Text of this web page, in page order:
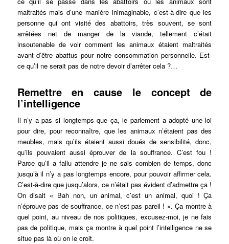
maltraités mais d’une manière inimaginable, c’est-à-dire que les
personne qui ont visité des abattoirs, très souvent, se sont
arrêtées net de manger de la viande, tellement c’était
insoutenable de voir comment les animaux étaient maltraités
avant d’être abattus pour notre consommation personnelle. Est-
ce qu’il ne serait pas de notre devoir d’arrêter cela ?…
Remettre en cause le concept de
l’intelligence
Il n’y a pas si longtemps que ça, le parlement a adopté une loi
pour dire, pour reconnaître, que les animaux n’étaient pas des
meubles, mais qu’ils étaient aussi doués de sensibilité, donc,
qu’ils pouvaient aussi éprouver de la souffrance. C’est fou !
Parce qu’il a fallu attendre je ne sais combien de temps, donc
jusqu’à il n’y a pas longtemps encore, pour pouvoir affirmer cela.
C’est-à-dire que jusqu’alors, ce n’était pas évident d’admettre ça !
On disait « Bah non, un animal, c’est un animal, quoi ! Ça
n’éprouve pas de souffrance, ce n’est pas pareil ! ». Ça montre à
quel point, au niveau de nos politiques, excusez-moi, je ne fais
pas de politique, mais ça montre à quel point l’intelligence ne se
situe pas là où on le croit.